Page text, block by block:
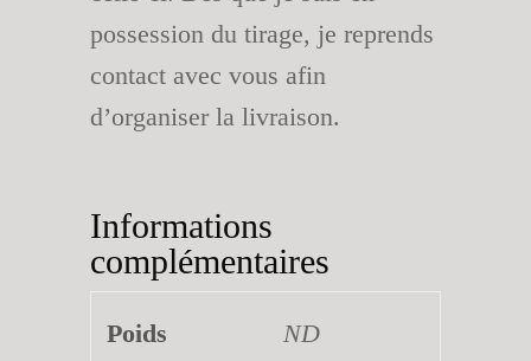
possession du tirage, je reprends
contact avec vous afin
d’organiser la livraison.
Informations
complémentaires
Poids ND